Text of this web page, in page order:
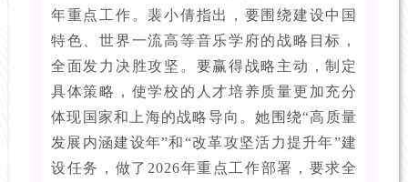
年重点工作。裴小倩指出，要围绕建设中国
特色、世界一流高等音乐学府的战略目标，
全面发力决胜攻坚。要赢得战略主动，制定
具体策略，使学校的人才培养质量更加充分
体现国家和上海的战略导向。她围绕“高质量
发展内涵建设年”和“改革攻坚活力提升年”建
设任务，做了2026年重点工作部署，要求全